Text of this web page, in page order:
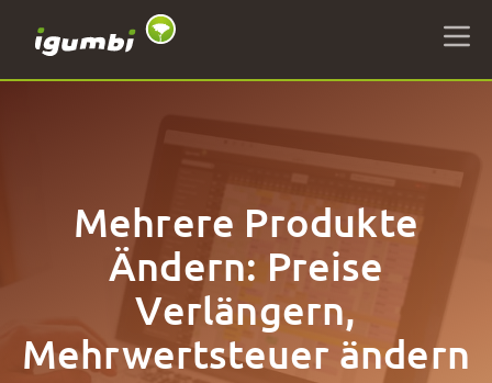
Mehrere Produkte
Ändern: Preise
Verlängern,
Mehrwertsteuer ändern